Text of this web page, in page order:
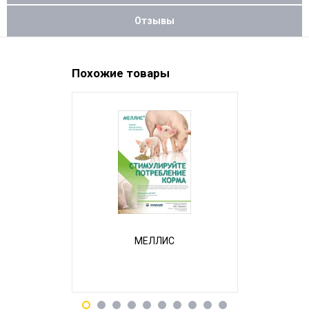
Отзывы
Похожие товары
МЕЛЛИС